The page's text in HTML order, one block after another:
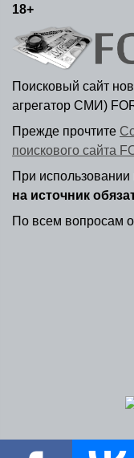
18+
Поисковый сайт
агрегатор СМИ)
Прежде прочтите
поискового сайта
При
на источник
По всем вопросам